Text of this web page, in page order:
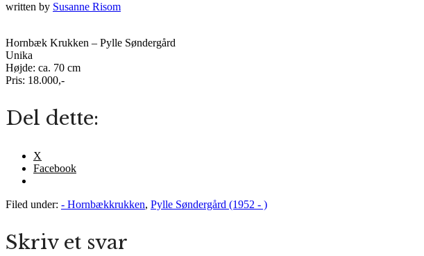
written by Susanne Risom
Hornbæk Krukken – Pylle Søndergård
Unika
Højde: ca. 70 cm
Pris: 18.000,-
Del dette:
X
Facebook
Filed under: - Hornbækkrukken, Pylle Søndergård (1952 - )
Skriv et svar